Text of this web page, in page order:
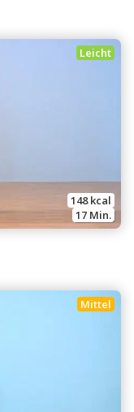
Leicht
148 kcal
17 Min.
Mittel